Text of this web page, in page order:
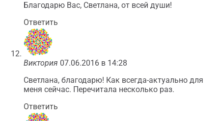
Благодарю Вас, Светлана, от всей души!
Ответить
Виктория 07.06.2016 в 14:28
Светлана, благодарю! Как всегда-актуально для
меня сейчас. Перечитала несколько раз.
Ответить